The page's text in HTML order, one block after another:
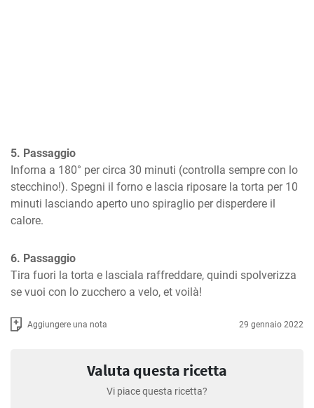
5. Passaggio
Inforna a 180° per circa 30 minuti (controlla sempre con lo
stecchino!). Spegni il forno e lascia riposare la torta per 10
minuti lasciando aperto uno spiraglio per disperdere il
calore.
6. Passaggio
Tira fuori la torta e lasciala raffreddare, quindi spolverizza
se vuoi con lo zucchero a velo, et voilà!
Aggiungere una nota 29 gennaio 2022
Valuta questa ricetta
Vi piace questa ricetta?